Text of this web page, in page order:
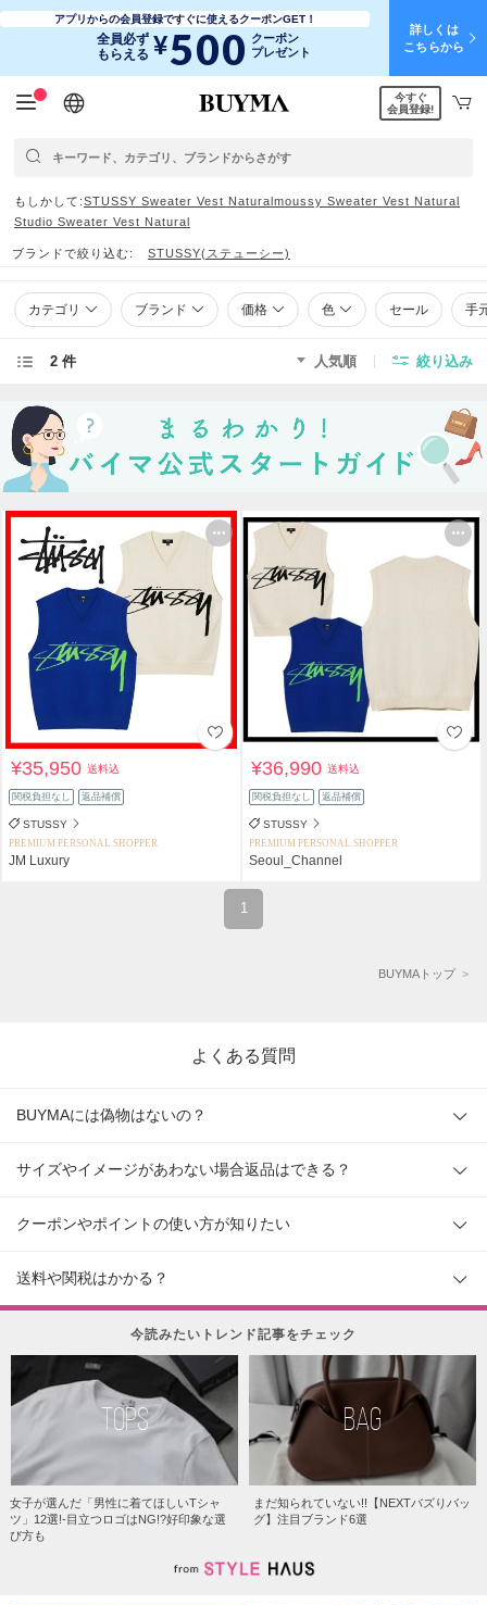
アプリからの会員登録ですぐに使えるクーポンGET！
全員必ず
もらえる ¥500 クーポン
プレゼント
詳しくは
こちらから
日本語
English
简体中文
繁體中文
今すぐ
会員登録!
もしかして STUSSY Sweater Vest Naturalmoussy Sweater Vest Natural
Studio Sweater Vest Natural
ブランドで絞り込む STUSSY(ステューシー)
カテゴリ ブランド 価格 色 セール 手
2 件 人気順 絞り込み
¥35,950送料込
関税負担なし 返品補償
STUSSY
PREMIUM PERSONAL SHOPPER
JM Luxury
¥36,990送料込
関税負担なし 返品補償
STUSSY
PREMIUM PERSONAL SHOPPER
Seoul_Channel
1
BUYMAトップ
よくある質問
BUYMAには偽物はないの？
サイズやイメージがあわない場合返品はできる？
クーポンやポイントの使い方が知りたい
送料や関税はかかる？
今読みたいトレンド記事をチェック
TOPS
女子が選んだ「男性に着てほしいTシャ
ツ」12選!-目立つロゴはNG!?好印象な選
び方も
BAG
まだ知られていない!!【NEXTバズりバッ
グ】注目ブランド6選